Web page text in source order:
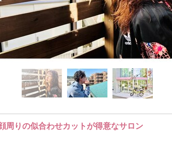
周りの似合わせカットが得意なサロン